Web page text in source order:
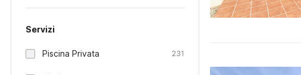
Servizi
Piscina Privata 231